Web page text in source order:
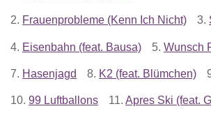
2. Frauenprobleme (Kenn Ich Nicht) 3.
4. Eisenbahn (feat. Bausa) 5. Wunsch
7. Hasenjagd 8. K2 (feat. Blümchen)
10. 99 Luftballons 11. Apres Ski (feat.